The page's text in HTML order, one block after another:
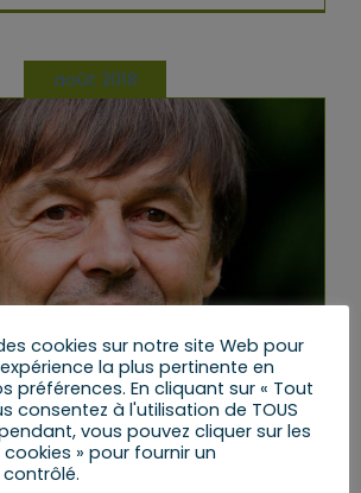
août 2018
de Nicolas HULOT du
cookies sur notre site Web pour
la plus pertinente en
préférences. En cliquant sur « Tout
consentez à l'utilisation de TOUS
vous pouvez cliquer sur les
cookies » pour fournir un